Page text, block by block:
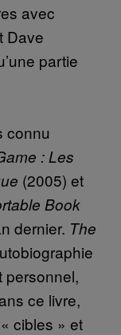
avec
Dave
partie
connu
: Les
(2005) et
Book
dernier. The
personnel,
ce livre,
cibles » et